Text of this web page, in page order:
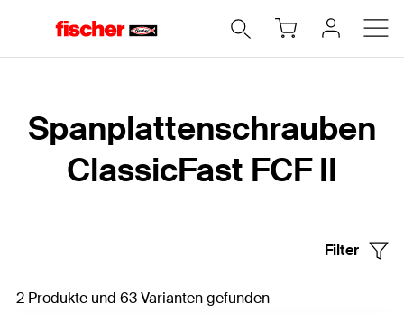
Spanplattenschrauben
ClassicFast FCF II
Filter
2 Produkte und 63 Varianten gefunden